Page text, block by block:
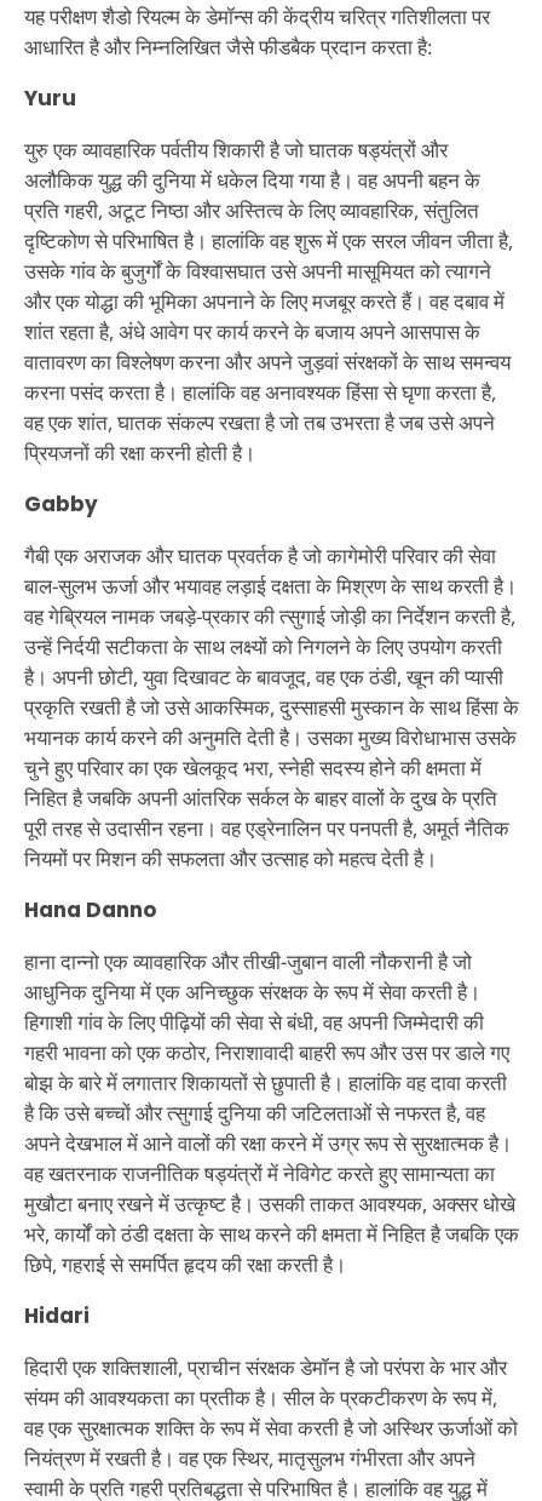
यह परीक्षण शैडो रियल्म के डेमॉन्स की केंद्रीय चरित्र गतिशीलता पर
आधारित है और निम्नलिखित जैसे फीडबैक प्रदान करता है:
Yuru
युरु एक व्यावहारिक पर्वतीय शिकारी है जो घातक षड्यंत्रों और
अलौकिक युद्ध की दुनिया में धकेल दिया गया है। वह अपनी बहन के
प्रति गहरी, अटूट निष्ठा और अस्तित्व के लिए व्यावहारिक, संतुलित
दृष्टिकोण से परिभाषित है। हालांकि वह शुरू में एक सरल जीवन जीता है,
उसके गांव के बुजुर्गों के विश्वासघात उसे अपनी मासूमियत को त्यागने
और एक योद्धा की भूमिका अपनाने के लिए मजबूर करते हैं। वह दबाव में
शांत रहता है, अंधे आवेग पर कार्य करने के बजाय अपने आसपास के
वातावरण का विश्लेषण करना और अपने जुड़वां संरक्षकों के साथ समन्वय
करना पसंद करता है। हालांकि वह अनावश्यक हिंसा से घृणा करता है,
वह एक शांत, घातक संकल्प रखता है जो तब उभरता है जब उसे अपने
प्रियजनों की रक्षा करनी होती है।
Gabby
गैबी एक अराजक और घातक प्रवर्तक है जो कागेमोरी परिवार की सेवा
बाल-सुलभ ऊर्जा और भयावह लड़ाई दक्षता के मिश्रण के साथ करती है।
वह गेब्रियल नामक जबड़े-प्रकार की त्सुगाई जोड़ी का निर्देशन करती है,
उन्हें निर्दयी सटीकता के साथ लक्ष्यों को निगलने के लिए उपयोग करती
है। अपनी छोटी, युवा दिखावट के बावजूद, वह एक ठंडी, खून की प्यासी
प्रकृति रखती है जो उसे आकस्मिक, दुस्साहसी मुस्कान के साथ हिंसा के
भयानक कार्य करने की अनुमति देती है। उसका मुख्य विरोधाभास उसके
चुने हुए परिवार का एक खेलकूद भरा, स्नेही सदस्य होने की क्षमता में
निहित है जबकि अपनी आंतरिक सर्कल के बाहर वालों के दुख के प्रति
पूरी तरह से उदासीन रहना। वह एड्रेनालिन पर पनपती है, अमूर्त नैतिक
नियमों पर मिशन की सफलता और उत्साह को महत्व देती है।
Hana Danno
हाना दान्नो एक व्यावहारिक और तीखी-जुबान वाली नौकरानी है जो
आधुनिक दुनिया में एक अनिच्छुक संरक्षक के रूप में सेवा करती है।
हिगाशी गांव के लिए पीढ़ियों की सेवा से बंधी, वह अपनी जिम्मेदारी की
गहरी भावना को एक कठोर, निराशावादी बाहरी रूप और उस पर डाले गए
बोझ के बारे में लगातार शिकायतों से छुपाती है। हालांकि वह दावा करती
है कि उसे बच्चों और त्सुगाई दुनिया की जटिलताओं से नफरत है, वह
अपने देखभाल में आने वालों की रक्षा करने में उग्र रूप से सुरक्षात्मक है।
वह खतरनाक राजनीतिक षड्यंत्रों में नेविगेट करते हुए सामान्यता का
मुखौटा बनाए रखने में उत्कृष्ट है। उसकी ताकत आवश्यक, अक्सर धोखे
भरे, कार्यों को ठंडी दक्षता के साथ करने की क्षमता में निहित है जबकि एक
छिपे, गहराई से समर्पित हृदय की रक्षा करती है।
Hidari
हिदारी एक शक्तिशाली, प्राचीन संरक्षक डेमॉन है जो परंपरा के भार और
संयम की आवश्यकता का प्रतीक है। सील के प्रकटीकरण के रूप में,
वह एक सुरक्षात्मक शक्ति के रूप में सेवा करती है जो अस्थिर ऊर्जाओं को
नियंत्रण में रखती है। वह एक स्थिर, मातृसुलभ गंभीरता और अपने
स्वामी के प्रति गहरी प्रतिबद्धता से परिभाषित है। हालांकि वह युद्ध में